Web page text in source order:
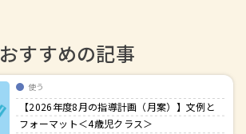
おすすめの記事
使う
【2026年度8月の指導計画（月案）】文例と
フォーマット＜4歳児クラス＞